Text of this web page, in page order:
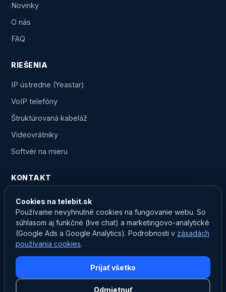
Novinky
O nás
FAQ
RIEŠENIA
IP ústredne (Yeastar)
VoIP telefóny
Štruktúrovaná kabeláž
Videovrátniky
Softvér na mieru
KONTAKT
0903 750 825
marketing@telebit.sk
Prevádzka: Na Záhumní 259/14B, Nededza
24/7 zákaznícky servis
Cookies na telebit.sk
Používame nevyhnutné cookies na fungovanie webu. So
súhlasom aj funkčné (live chat) a marketingovo-analytické
(Google Ads a Google Analytics). Podrobnosti v zásadách
používania cookies.
Prijať všetko
Odmietnuť